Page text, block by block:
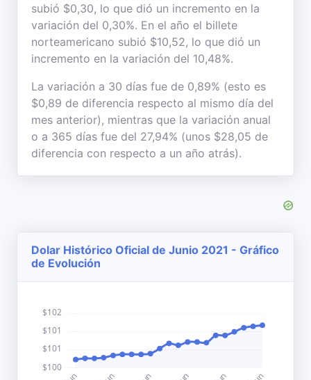
subió $0,30, lo que dió un incremento en la
variación del 0,30%. En el año el billete
norteamericano subió $10,52, lo que dió un
incremento en la variación del 10,48%.
La variación a 30 días fue de 0,89% (esto es
$0,89 de diferencia respecto al mismo día del
mes anterior), mientras que la variación anual
o a 365 días fue del 27,94% (unos $28,05 de
diferencia con respecto a un año atrás).
Dolar Histórico Oficial de Junio 2021 - Gráfico
de Evolución